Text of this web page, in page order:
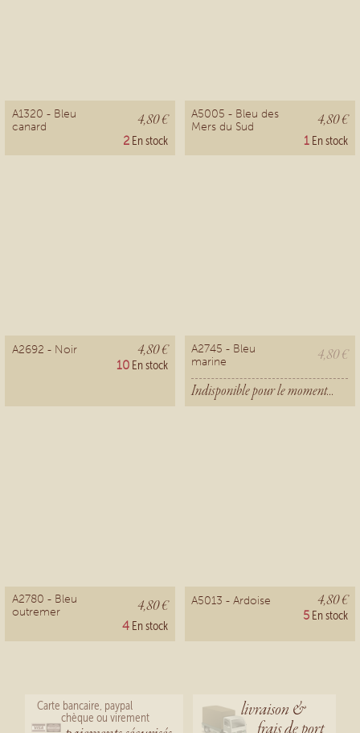
A1320 - Bleu
canard
4,80 €
2 En stock
A5005 - Bleu des
Mers du Sud
4,80 €
1 En stock
A2692 - Noir 4,80 €
10 En stock
A2745 - Bleu
marine
4,80 €
Indisponible pour le moment...
A2780 - Bleu
outremer
4,80 €
4 En stock
A5013 - Ardoise 4,80 €
5 En stock
Carte bancaire, paypal
chèque ou virement
livraison &